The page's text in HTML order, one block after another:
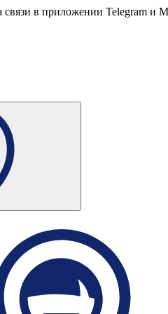
связи в приложении Telegram и